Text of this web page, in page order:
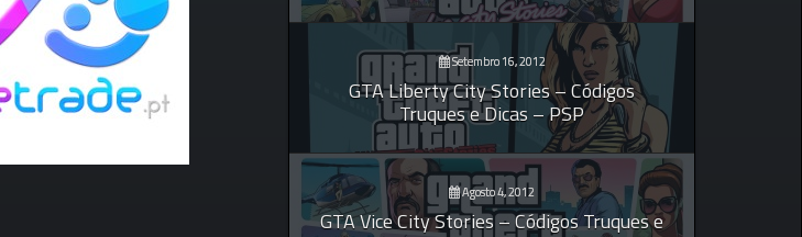
Setembro 16, 2012
GTA Liberty City Stories – Códigos
Truques e Dicas – PSP
Agosto 4, 2012
GTA Vice City Stories – Códigos Truques e